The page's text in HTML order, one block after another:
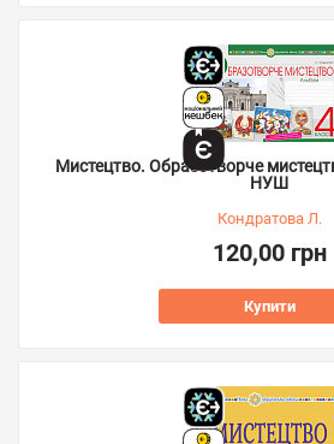
Мистецтво. Образотворче
НУШ
Кондратова Л.
120,00 грн
Купити